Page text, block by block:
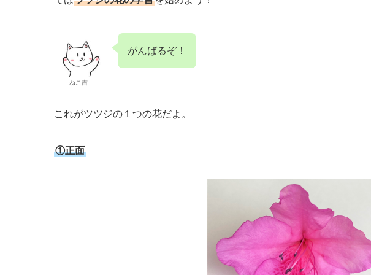
ねこ吉
がんばるぞ！
これがツツジの１つの花だよ。
①正面